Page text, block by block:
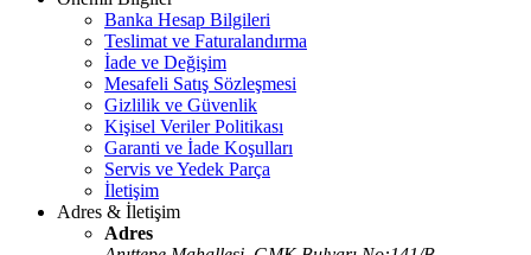
Banka Hesap Bilgileri
Teslimat ve Faturalandırma
İade ve Değişim
Mesafeli Satış Sözleşmesi
Gizlilik ve Güvenlik
Kişisel Veriler Politikası
Garanti ve İade Koşulları
Servis ve Yedek Parça
İletişim
Adres & İletişim
Adres